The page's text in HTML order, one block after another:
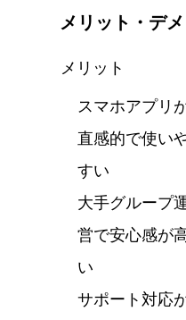
メリット・デ
メリット
スマホアプリ
直感的で使い
すい
大手グループ
営で安心感が
い
サポート対応